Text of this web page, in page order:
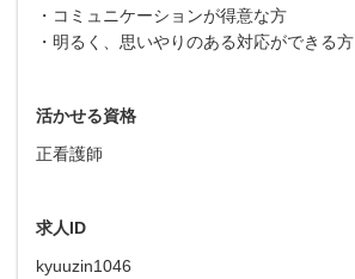
・コミュニケーションが得意な方
・明るく、思いやりのある対応ができる方
活かせる資格
正看護師
求人ID
kyuuzin1046